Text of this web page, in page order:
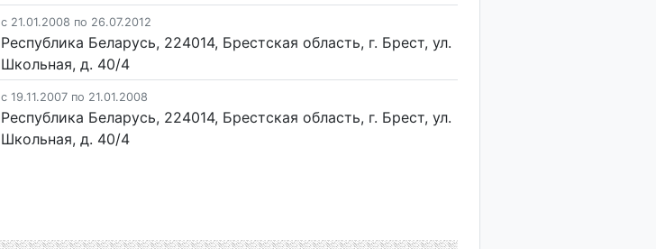
c 21.01.2008 по 26.07.2012
Республика Беларусь, 224014, Брестская область, г. Брест, ул.
Школьная, д. 40/4
c 19.11.2007 по 21.01.2008
Республика Беларусь, 224014, Брестская область, г. Брест, ул.
Школьная, д. 40/4